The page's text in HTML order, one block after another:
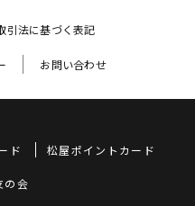
引法に基づく表記
お問い合わせ
ド 松屋ポイントカード
の会